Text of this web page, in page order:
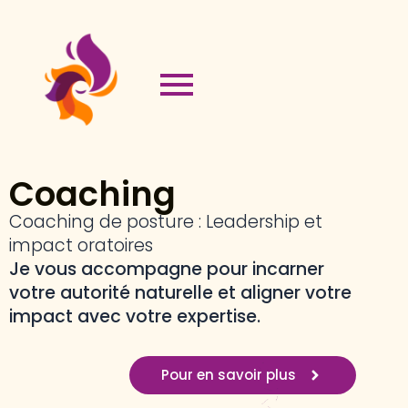
Coaching
Coaching de posture : Leadership et
impact oratoires
Je vous accompagne pour incarner
votre autorité naturelle et aligner votre
impact avec votre expertise.
Pour en savoir plus